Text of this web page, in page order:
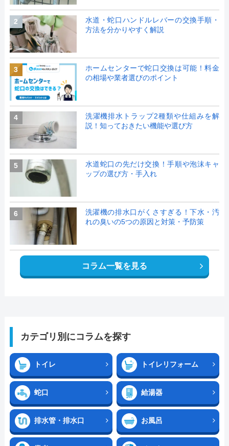
2
水道・蛇口ハンドルレバーの交換手順・
方法を分かりやすく解説
3
ホームセンターで蛇口交換は可能！料金
の相場や業者選びのポイント
4
洗濯機排水トラップ2種類や仕組みを解
説！知っておきたい機能や選び方
5
水道蛇口の先だけ交換！手順や泡沫キャ
ップの選び方・手入れ
6
洗濯機の排水口がくさすぎる！下水・汚
れの臭いの5つの原因と対策・予防策
コラム一覧を見る
カテゴリ別にコラムを探す
トイレ トイレリフォーム
蛇口 給湯器
排水管・排水口 お風呂